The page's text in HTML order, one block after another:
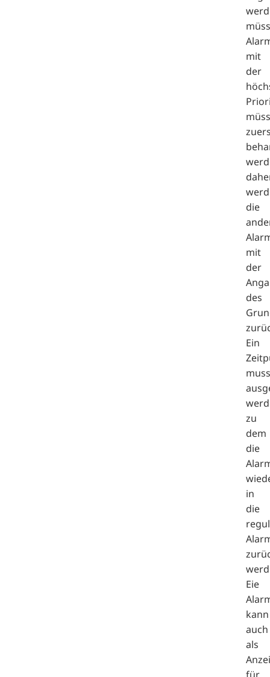
mit
der
die
mit
der
des
Ein
muss
zu
dem
die
in
die
Eie
kann
auch
als